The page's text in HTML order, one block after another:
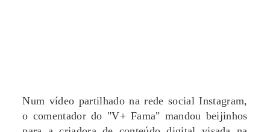
Num vídeo partilhado na rede social Instagram,
o comentador do "V+ Fama" mandou beijinhos